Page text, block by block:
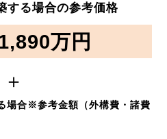
する場合の参考価格
万円
＋
場合※参考金額（外構費・諸費